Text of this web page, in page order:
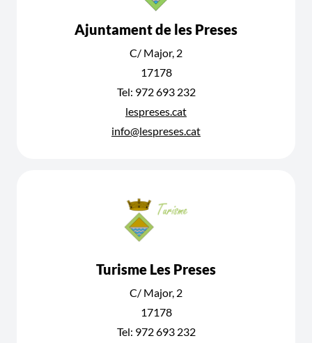
Ajuntament de les Preses
C/ Major, 2
17178
Tel: 972 693 232
lespreses.cat
info@lespreses.cat
Turisme Les Preses
C/ Major, 2
17178
Tel: 972 693 232